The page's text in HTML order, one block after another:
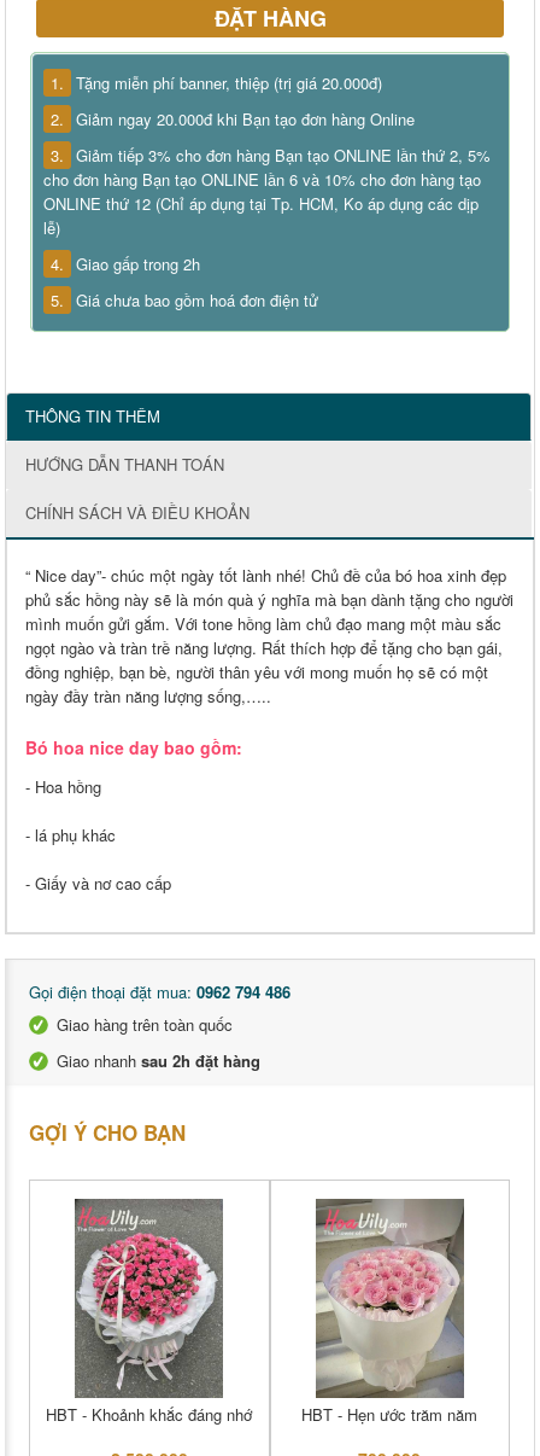
ĐẶT HÀNG
1. Tặng miễn phí banner, thiệp (trị giá 20.000đ)
2. Giảm ngay 20.000đ khi Bạn tạo đơn hàng Online
3. Giảm tiếp 3% cho đơn hàng Bạn tạo ONLINE lần thứ 2, 5%
cho đơn hàng Bạn tạo ONLINE lần 6 và 10% cho đơn hàng tạo
ONLINE thứ 12 (Chỉ áp dụng tại Tp. HCM, Ko áp dụng các dịp
lễ)
4. Giao gấp trong 2h
5. Giá chưa bao gồm hoá đơn điện tử
THÔNG TIN THÊM
HƯỚNG DẪN THANH TOÁN
CHÍNH SÁCH VÀ ĐIỀU KHOẢN
“ Nice day”- chúc một ngày tốt lành nhé! Chủ đề của bó hoa xinh đẹp
phủ sắc hồng này sẽ là món quà ý nghĩa mà bạn dành tặng cho người
mình muốn gửi gắm. Với tone hồng làm chủ đạo mang một màu sắc
ngọt ngào và tràn trề năng lượng. Rất thích hợp để tặng cho bạn gái,
đồng nghiệp, bạn bè, người thân yêu với mong muốn họ sẽ có một
ngày đầy tràn năng lượng sống,…..
Bó hoa nice day bao gồm:
- Hoa hồng
- lá phụ khác
- Giấy và nơ cao cấp
Gọi điện thoại đặt mua: 0962 794 486
Giao hàng trên toàn quốc
Giao nhanh sau 2h đặt hàng
GỢI Ý CHO BẠN
HBT - Khoảnh khắc đáng nhớ HBT - Hẹn ước trăm năm